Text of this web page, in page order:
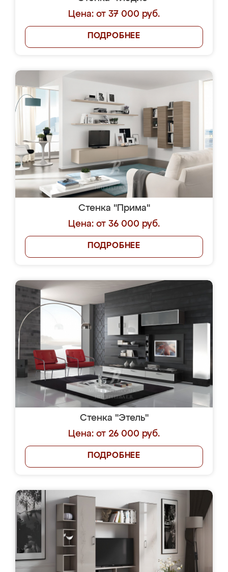
Цена: от 37 000 руб.
ПОДРОБНЕЕ
Стенка "Прима"
Цена: от 36 000 руб.
ПОДРОБНЕЕ
Стенка "Этель"
Цена: от 26 000 руб.
ПОДРОБНЕЕ